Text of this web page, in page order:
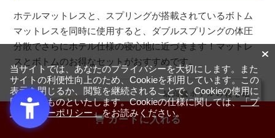
カートに入れる
ホテルマットレスと、スプリングが搭載されているボトム
マットレスを同時に使用すると、ダブルスプリングの体圧
分散でさらにホテル仕様の寝心地に近づきます！マットレ
スとボトムのお得なセットがおすすめです。
当サイトでは、あなたのプライバシーを大切にします。また
サイトの利便性向上のため、Cookieを利用しています。この
表示を閉じるか、閲覧を継続されることで、Cookieの使用に
同意するものといたします。Cookieの仕様に関しては、「プ
ライバシーポリシー」をお読みください。